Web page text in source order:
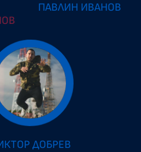
ПАВЛИН ИВАНОВ
ДОБРЕВ